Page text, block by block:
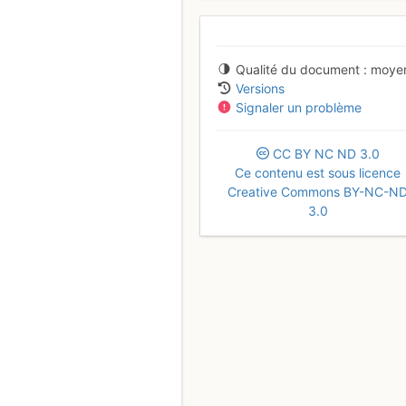
Qualité du document
Versions
Signaler un problème
CC BY NC ND 3.0
Ce contenu est sous licence
Creative Commons BY-NC-
3.0